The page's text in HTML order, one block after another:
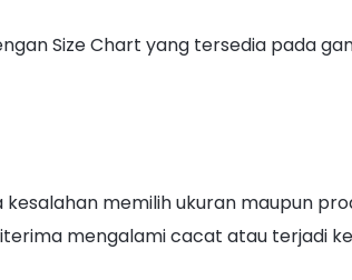
Size Chart yang tersedia pada
memilih ukuran maupun
mengalami cacat atau terjadi